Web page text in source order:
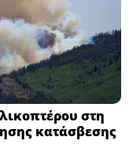
στη
κατάσβεσης